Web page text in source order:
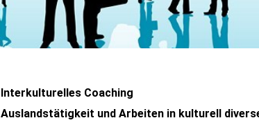
Interkulturelles Coaching
Auslandstätigkeit und Arbeiten in kulturell